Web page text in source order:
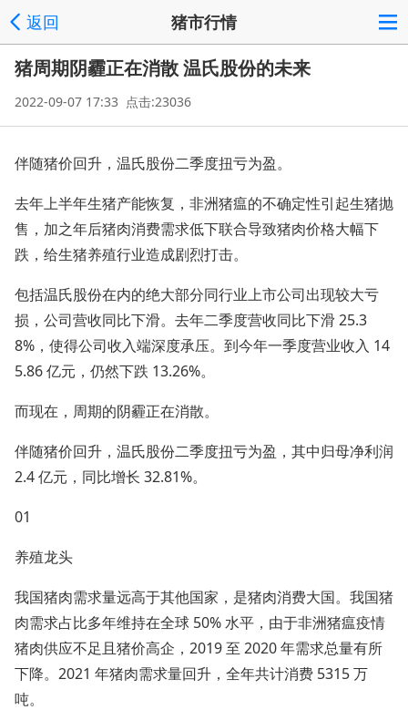
返回 猪市行情
猪周期阴霾正在消散 温氏股份的未来
2022-09-07 17:33 点击:23036
伴随猪价回升，温氏股份二季度扭亏为盈。
去年上半年生猪产能恢复，非洲猪瘟的不确定性引起生猪抛
售，加之年后猪肉消费需求低下联合导致猪肉价格大幅下
跌，给生猪养殖行业造成剧烈打击。
包括温氏股份在内的绝大部分同行业上市公司出现较大亏
损，公司营收同比下滑。去年二季度营收同比下滑 25.3
8%，使得公司收入端深度承压。到今年一季度营业收入 14
5.86 亿元，仍然下跌 13.26%。
而现在，周期的阴霾正在消散。
伴随猪价回升，温氏股份二季度扭亏为盈，其中归母净利润
2.4 亿元，同比增长 32.81%。
01
养殖龙头
我国猪肉需求量远高于其他国家，是猪肉消费大国。我国猪
肉需求占比多年维持在全球 50% 水平，由于非洲猪瘟疫情
猪肉供应不足且猪价高企，2019 至 2020 年需求总量有所
下降。2021 年猪肉需求量回升，全年共计消费 5315 万
吨。